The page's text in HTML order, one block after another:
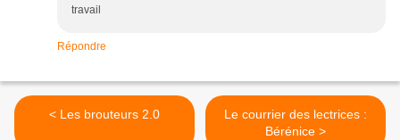
travail
Répondre
< Les brouteurs 2.0
Le courrier des lectrices :
Bérénice >